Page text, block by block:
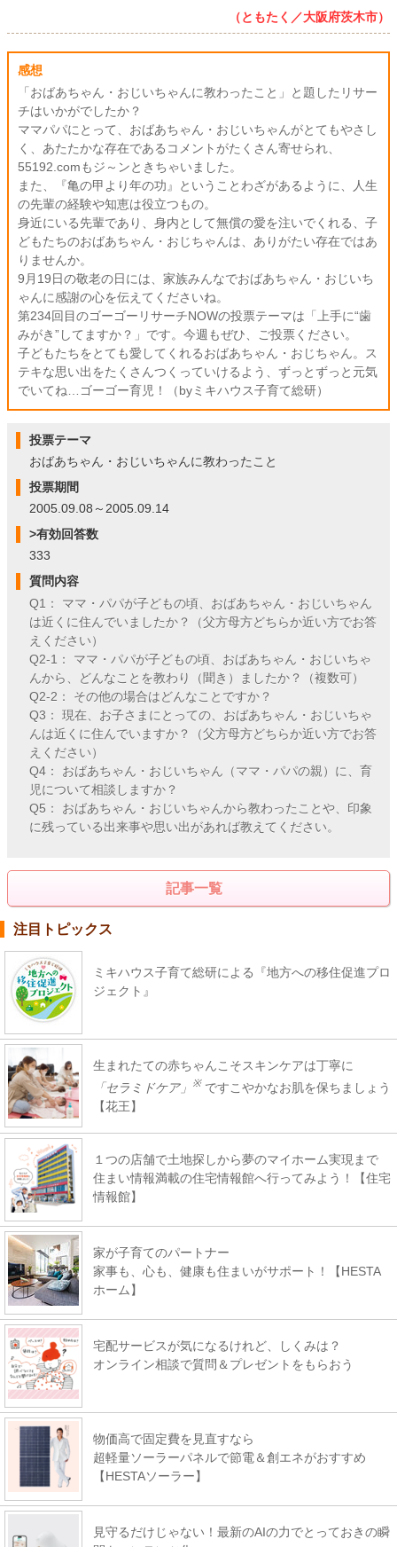
（ともたく／大阪府茨木市）
感想
「おばあちゃん・おじいちゃんに教わったこと」と題したリサー
チはいかがでしたか？
ママパパにとって、おばあちゃん・おじいちゃんがとてもやさし
く、あたたかな存在であるコメントがたくさん寄せられ、
55192.comもジ～ンときちゃいました。
また、『亀の甲より年の功』ということわざがあるように、人生
の先輩の経験や知恵は役立つもの。
身近にいる先輩であり、身内として無償の愛を注いでくれる、子
どもたちのおばあちゃん・おじちゃんは、ありがたい存在ではあ
りませんか。
9月19日の敬老の日には、家族みんなでおばあちゃん・おじいち
ゃんに感謝の心を伝えてくださいね。
第234回目のゴーゴーリサーチNOWの投票テーマは「上手に“歯
みがき”してますか？」です。今週もぜひ、ご投票ください。
子どもたちをとても愛してくれるおばあちゃん・おじちゃん。ス
テキな思い出をたくさんつくっていけるよう、ずっとずっと元気
でいてね…ゴーゴー育児！（byミキハウス子育て総研）
投票テーマ
おばあちゃん・おじいちゃんに教わったこと
投票期間
2005.09.08～2005.09.14
>有効回答数
333
質問内容
Q1： ママ・パパが子どもの頃、おばあちゃん・おじいちゃん
は近くに住んでいましたか？（父方母方どちらか近い方でお答
えください）
Q2-1： ママ・パパが子どもの頃、おばあちゃん・おじいちゃ
んから、どんなことを教わり（聞き）ましたか？（複数可）
Q2-2： その他の場合はどんなことですか？
Q3： 現在、お子さまにとっての、おばあちゃん・おじいちゃ
んは近くに住んでいますか？（父方母方どちらか近い方でお答
えください）
Q4： おばあちゃん・おじいちゃん（ママ・パパの親）に、育
児について相談しますか？
Q5： おばあちゃん・おじいちゃんから教わったことや、印象
に残っている出来事や思い出があれば教えてください。
記事一覧
注目トピックス
ミキハウス子育て総研による『地方への移住促進プロ
ジェクト』
生まれたての赤ちゃんこそスキンケアは丁寧に
「セラミドケア」
※ ですこやかなお肌を保ちましょう
【花王】
１つの店舗で土地探しから夢のマイホーム実現まで
住まい情報満載の住宅情報館へ行ってみよう！【住宅
情報館】
家が子育てのパートナー
家事も、心も、健康も住まいがサポート！【HESTA
ホーム】
宅配サービスが気になるけれど、しくみは？
オンライン相談で質問＆プレゼントをもらおう
物価高で固定費を見直すなら
超軽量ソーラーパネルで節電＆創エネがおすすめ
【HESTAソーラー】
見守るだけじゃない！最新のAIの力でとっておきの瞬